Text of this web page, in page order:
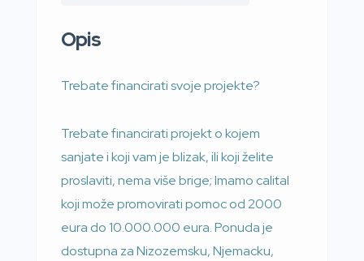
Opis
Trebate financirati svoje projekte?
Trebate financirati projekt o kojem
sanjate i koji vam je blizak, ili koji želite
proslaviti, nema više brige; Imamo calital
koji može promovirati pomoc od 2000
eura do 10.000.000 eura. Ponuda je
dostupna za Nizozemsku, Njemacku,